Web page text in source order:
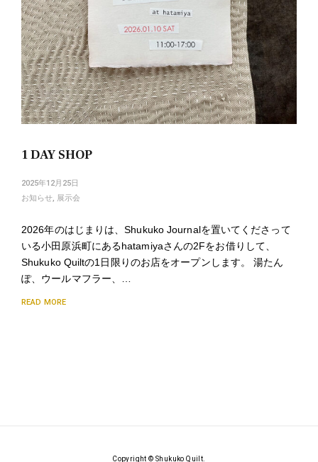
1 DAY SHOP
2025年12月25日
お知らせ, 展示会
2026年のはじまりは、Shukuko Journalを置いてくださって
いる小田原浜町にあるhatamiyaさんの2Fをお借りして、
Shukuko Quiltの1日限りのお店をオープンします。 湯たん
ぽ、ウールマフラー、…
READ MORE
Copyright © Shukuko Quilt.